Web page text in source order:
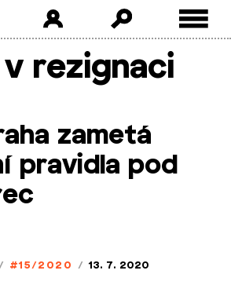
rezignaci
zametá
pravidla pod
#15/2020 / 13. 7. 2020